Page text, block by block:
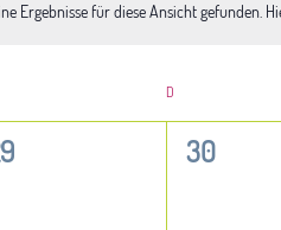
Ergebnisse für diese Ansicht gefunden.
D
0
30